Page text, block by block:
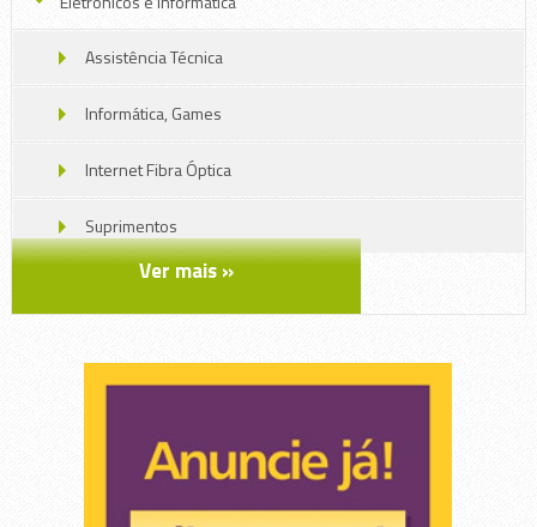
Assistência Técnica
Informática, Games
Internet Fibra Óptica
Suprimentos
Ver mais »